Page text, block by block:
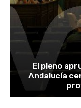
El pleno
Andalucía